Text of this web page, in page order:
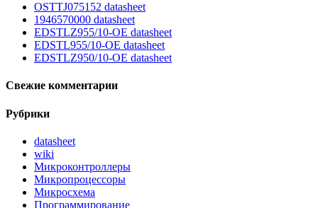
OSTTJ075152 datasheet
1946570000 datasheet
EDSTLZ955/10-OE datasheet
EDSTL955/10-OE datasheet
EDSTLZ950/10-OE datasheet
Свежие комментарии
Рубрики
datasheet
wiki
Микроконтроллеры
Микропроцессоры
Микросхема
Программирование